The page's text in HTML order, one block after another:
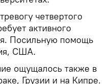
четвертого
активного
Посильную помощь
США.
ощущалось также в
Грузии и на Кипре.